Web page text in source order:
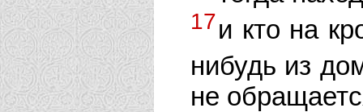
17и кто на
нибудь из
не